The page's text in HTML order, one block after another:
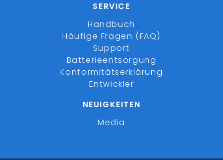
SERVICE
Handbuch
Häufige Fragen (FAQ)
Support
Batterieentsorgung
Konformitätserklärung
Entwickler
NEUIGKEITEN
Media